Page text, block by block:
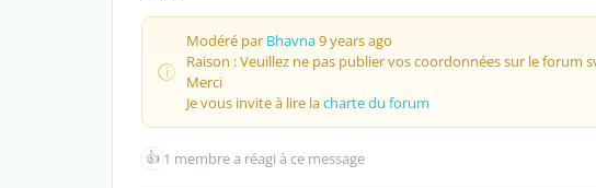
Modéré par Bhavna9 years ago
Raison : Veuillez ne pas publier vos coordonnées sur le forum
Merci
Je vous invite à lire lacharte du forum
👍 1 membre a réagi à ce message